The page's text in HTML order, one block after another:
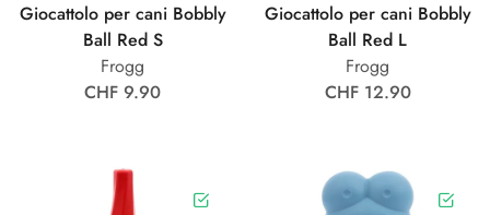
Giocattolo per cani Bobbly
Ball Red S
Frogg
CHF 9.90
Giocattolo per cani Bobbly
Ball Red L
Frogg
CHF 12.90